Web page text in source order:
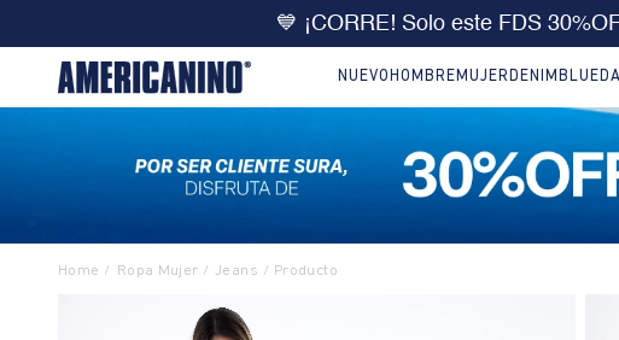
🔥DOBLE DCTO10% extra desde
NUEVO HOMBRE MUJER DENIM
Ropa Mujer Jeans